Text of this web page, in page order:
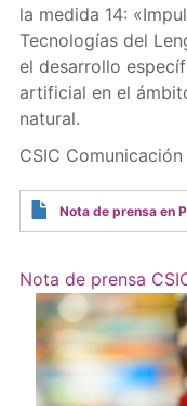
la medida 14:
Tecnologías del
el desarrollo
artificial en el
natural.
CSIC Comunicación
Nota de prensa en
Nota de prensa